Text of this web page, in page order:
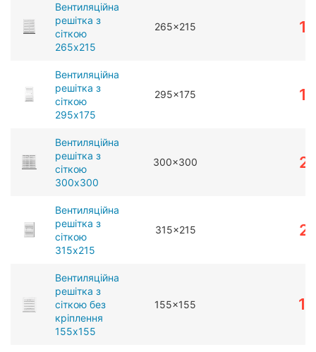
Вентиляційна
решітка з
сіткою
265x215
265x215
Вентиляційна
решітка з
сіткою
295x175
295x175
Вентиляційна
решітка з
сіткою
300x300
300x300
Вентиляційна
решітка з
сіткою
315x215
315x215
Вентиляційна
решітка з
сіткою без
кріплення
155x155
155x155